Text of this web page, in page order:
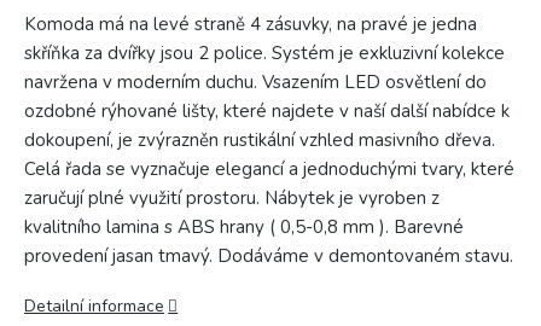
Komoda má na levé straně 4 zásuvky, na pravé je jedna
skříňka za dvířky jsou 2 police. Systém je exkluzivní kolekce
navržena v moderním duchu. Vsazením LED osvětlení do
ozdobné rýhované lišty, které najdete v naší další nabídce k
dokoupení, je zvýrazněn rustikální vzhled masivního dřeva.
Celá řada se vyznačuje elegancí a jednoduchými tvary, které
zaručují plné využití prostoru. Nábytek je vyroben z
kvalitního lamina s ABS hrany ( 0,5-0,8 mm ). Barevné
provedení jasan tmavý. Dodáváme v demontovaném stavu.
Detailní informace